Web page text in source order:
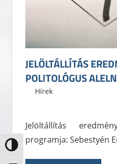
Nagy kontraszt váltása
JELÖLTÁLLÍTÁS
POLITOLÓGUS
2025. október 4.
ELTE ÁJK HÖK
Hírek
Jelöltállítás
programja: Sebestyén